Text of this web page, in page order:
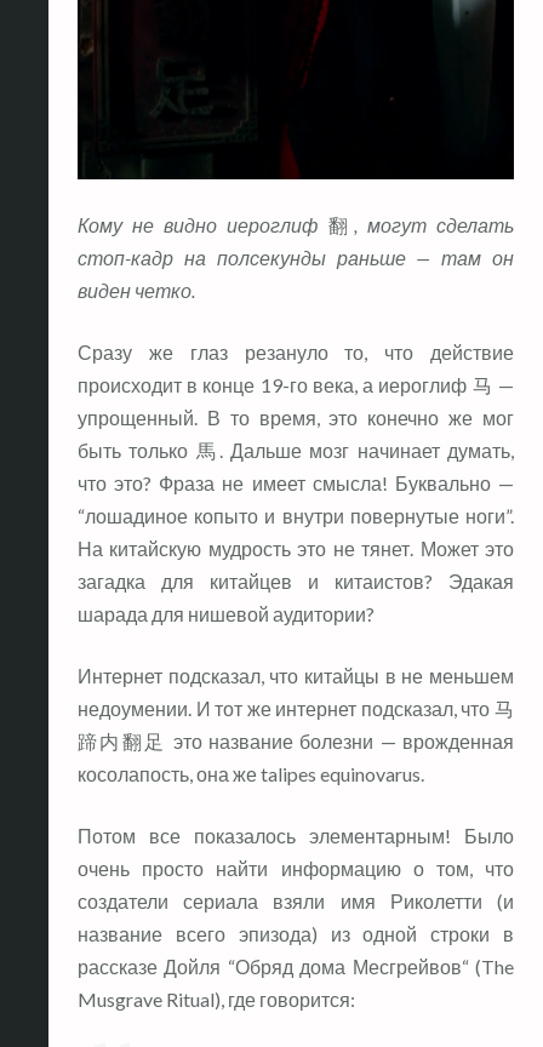
Кому не видно иероглиф 翻 , могут сделать
стоп-кадр на полсекунды раньше — там он
виден четко.
Сразу же глаз резануло то, что действие
происходит в конце 19-го века, а иероглиф 马 —
упрощенный. В то время, это конечно же мог
быть только 馬. Дальше мозг начинает думать,
что это? Фраза не имеет смысла! Буквально —
“лошадиное копыто и внутри повернутые ноги”.
На китайскую мудрость это не тянет. Может это
загадка для китайцев и китаистов? Эдакая
шарада для нишевой аудитории?
Интернет подсказал, что китайцы в не меньшем
недоумении. И тот же интернет подсказал, что 马
蹄内翻足 это название болезни — врожденная
косолапость, она же talipes equinovarus.
Потом все показалось элементарным! Было
очень просто найти информацию о том, что
создатели сериала взяли имя Риколетти (и
название всего эпизода) из одной строки в
рассказе Дойля “Обряд дома Месгрейвов“ (The
Musgrave Ritual), где говорится: